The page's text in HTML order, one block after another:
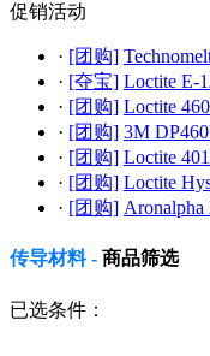
促销活动
· [团购]
· [夺宝] Loctite E-
· [团购] Loctite
· [团购] 3M
· [团购] Loctite
· [团购] Loctite
· [团购]
传导材料 - 商品筛选
已选条件：